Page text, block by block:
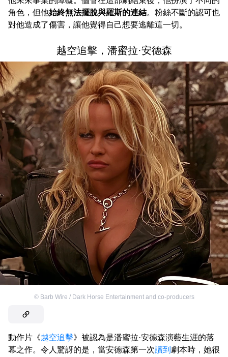
角色，但他始終無法擺脫與羅斯的連結。粉絲不斷的認可也
對他造成了傷害，讓他覺得自己想要逃離這一切。
越空追擊，潘蜜拉·安德森
© Barb Wire / Dark Horse Entertainment and co-producers
動作片《越空追擊》被認為是潘蜜拉·安德森演藝生涯的落
幕之作。令人驚訝的是，當安德森第一次讀到 劇本時，她很